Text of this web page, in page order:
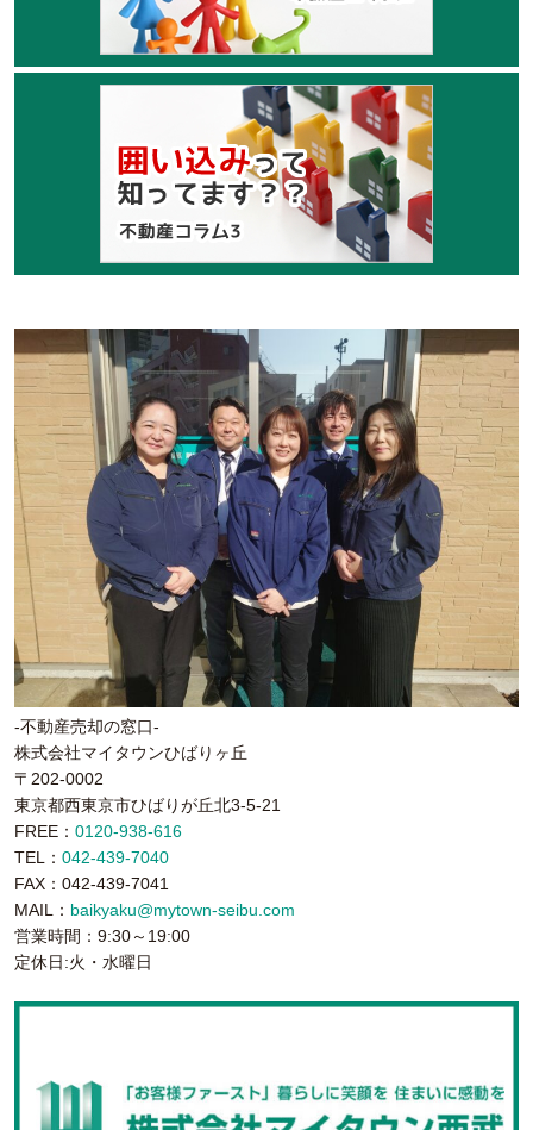
-不動産売却の窓口-
株式会社マイタウンひばりヶ丘
〒202-0002
東京都西東京市ひばりが丘北3-5-21
FREE： 0120-938-616
TEL： 042-439-7040
FAX：042-439-7041
MAIL： baikyaku@mytown-seibu.com
営業時間：9:30～19:00
定休日:火・水曜日